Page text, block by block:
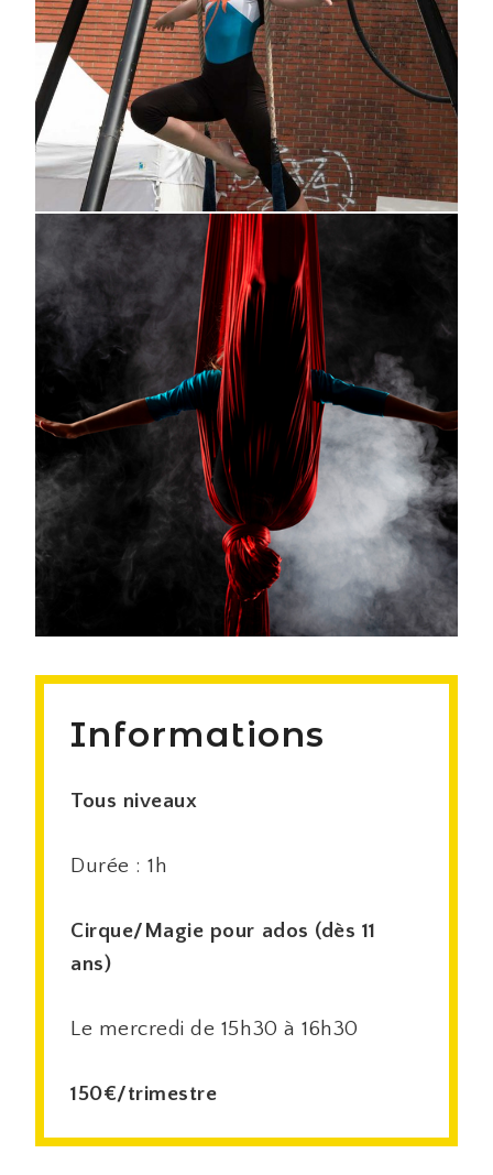
Informations
Tous niveaux
Durée : 1h
Cirque/Magie pour ados (dès 11
ans)
Le mercredi de 15h30 à 16h30
150€/trimestre